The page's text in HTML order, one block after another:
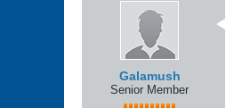
Galamush
Senior Member